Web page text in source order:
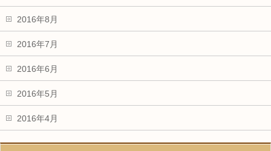
2016年8月
2016年7月
2016年6月
2016年5月
2016年4月